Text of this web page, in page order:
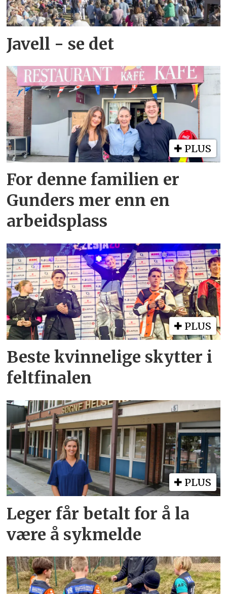
Javell - se det
PLUS
For denne familien er
Gunders mer enn en
arbeidsplass
PLUS
Beste kvinnelige skytter i
feltfinalen
PLUS
Leger får betalt for å la
være å sykmelde